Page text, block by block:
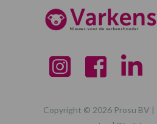
Copyright © 2026 Prosu BV |